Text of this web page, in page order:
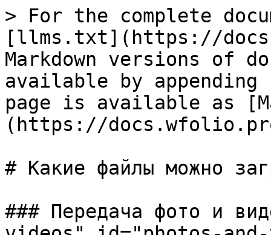
> For the complete
[llms.txt](https://
Markdown versions of
available by
page is available as
(https://
# Какие файлы можно
### Передача фото и